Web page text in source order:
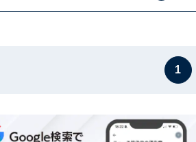
1